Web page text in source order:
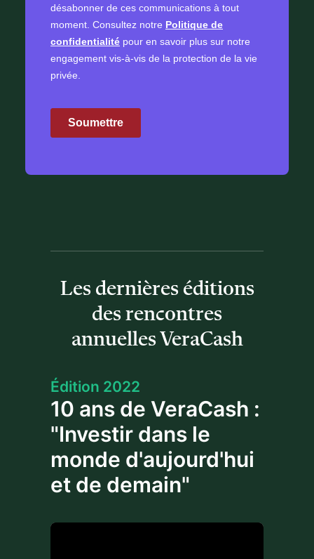
Les dernières éditions
des rencontres
annuelles VeraCash
Édition 2022
10 ans de VeraCash :
"Investir dans le
monde d'aujourd'hui
et de demain"